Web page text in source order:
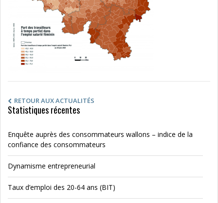
RETOUR AUX ACTUALITÉS
Statistiques récentes
Enquête auprès des consommateurs wallons – indice de la
confiance des consommateurs
Dynamisme entrepreneurial
Taux d’emploi des 20-64 ans (BIT)